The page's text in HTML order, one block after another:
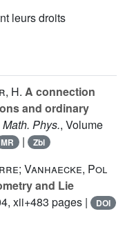
leurs droits
H. A connection
and ordinary
Math. Phys., Volume
MR | Zbl
Vanhaecke, Pol
and Lie
xii+483 pages | DOI